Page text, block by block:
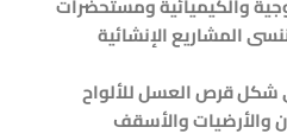
والكيميائية ومستحضرات
المشاريع الإنشائية
شكل قرص العسل للألواح
والأرضيات والأسقف